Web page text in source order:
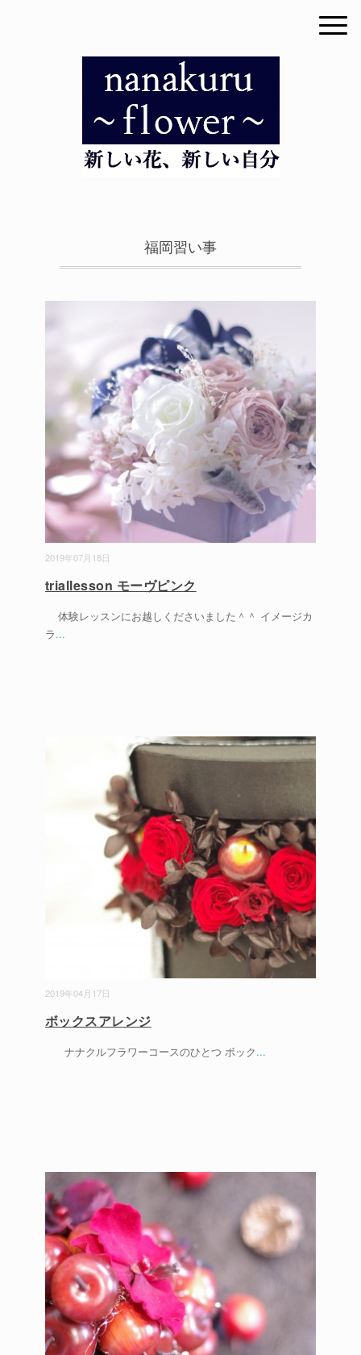
福岡習い事
2019年07月18日
triallesson モーヴピンク
体験レッスンにお越しくださいました＾＾ イメージカ
ラ...
2019年04月17日
ボックスアレンジ
ナナクルフラワーコースのひとつ ボック...